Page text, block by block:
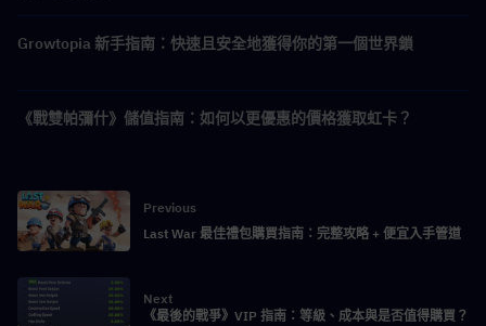
Growtopia 新手指南：快速且安全地獲得你的第一個世界鎖
《戰雙帕彌什》儲值指南：如何以更優惠的價格獲取虹卡？
Previous
Last War 最佳禮包購買指南：完整攻略 + 便宜入手管道
Next
《最後的戰爭》VIP 指南：等級、成本與是否值得購買？